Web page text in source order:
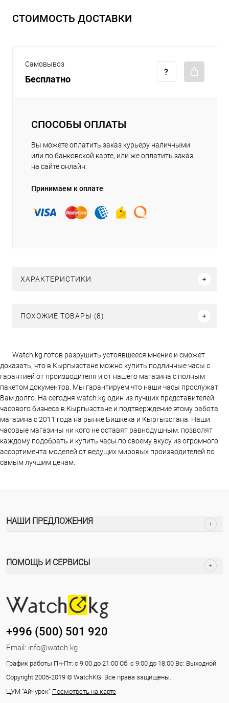
СТОИМОСТЬ ДОСТАВКИ
Самовывоз
Бесплатно
СПОСОБЫ ОПЛАТЫ
Вы можете оплатить заказ курьеру наличными
или по банковской карте, или же оплатить заказ
на сайте онлайн.
Принимаем к оплате
ХАРАКТЕРИСТИКИ
ПОХОЖИЕ ТОВАРЫ (8)
Watch.kg готов разрушить устоявшееся мнение и сможет
доказать, что в Кыргызстане можно купить подлинные часы с
гарантией от производителя и от нашего магазина с полным
пакетом документов. Мы гарантируем что наши часы прослужат
Вам долго. На сегодня watch.kg один из лучших представителей
часового бизнеса в Кыргызстане и подтверждение этому работа
магазина c 2011 года на рынке Бишкека и Кыргызстана. Наши
часовые магазины ни кого не оставят равнодушным. позволят
каждому подобрать и купить часы по своему вкусу из огромного
ассортимента моделей от ведущих мировых производителей по
самым лучшим ценам.
НАШИ ПРЕДЛОЖЕНИЯ
ПОМОЩЬ И СЕРВИСЫ
+996 (500) 501 920
Email: info@watch.kg
График работы Пн-Пт: с 9:00 до 21:00 Сб: с 9:00 до 18:00 Вс: Выходной
Copyright 2005-2019 © WatchKG. Все права защищены.
ЦУМ “Айчурек“ Посмотреть на карте